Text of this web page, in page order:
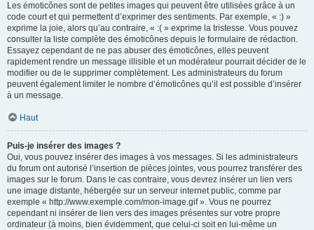
Les émoticônes sont de petites images qui peuvent être utilisées grâce à un
code court et qui permettent d’exprimer des sentiments. Par exemple, « :) »
exprime la joie, alors qu’au contraire, « :( » exprime la tristesse. Vous pouvez
consulter la liste complète des émoticônes depuis le formulaire de rédaction.
Essayez cependant de ne pas abuser des émoticônes, elles peuvent
rapidement rendre un message illisible et un modérateur pourrait décider de le
modifier ou de le supprimer complètement. Les administrateurs du forum
peuvent également limiter le nombre d’émoticônes qu’il est possible d’insérer
à un message.
Haut
Puis-je insérer des images ?
Oui, vous pouvez insérer des images à vos messages. Si les administrateurs
du forum ont autorisé l’insertion de pièces jointes, vous pourrez transférer des
images sur le forum. Dans le cas contraire, vous devrez insérer un lien vers
une image distante, hébergée sur un serveur internet public, comme par
exemple « http://www.exemple.com/mon-image.gif ». Vous ne pourrez
cependant ni insérer de lien vers des images présentes sur votre propre
ordinateur (à moins, bien évidemment, que celui-ci soit en lui-même un